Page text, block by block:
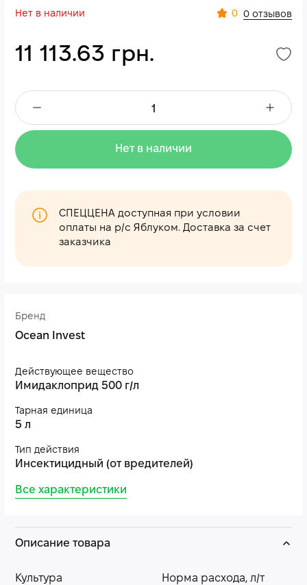
Бренд
Ocean Invest
Действующее вещество
Имидаклоприд 500 г/л
Тарная единица
5 л
Тип действия
Инсектицидный (от вредителей)
Все характеристики
Нет в наличии 0 0 отзывов
11 113.63 грн.
Нет в наличии
СПЕЦЦЕНА доступная при условии
оплаты на р/с Яблуком. Доставка за счет
заказчика
Описание товара
Культура
Норма расхода, л/т